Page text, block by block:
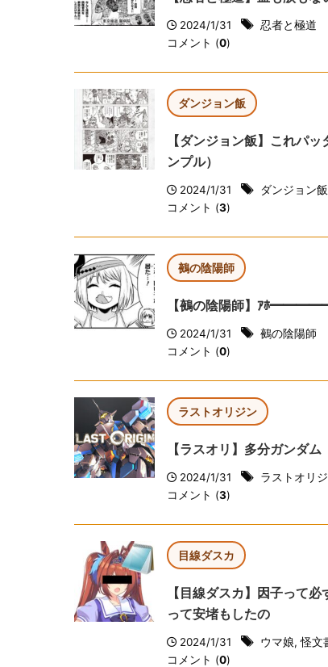
2024/1/31
忍者と極道
コメント (0)
ダンジョン飯
【ダンジョン飯】これパ
ンプル）
2024/1/31
ダンジョン飯
コメント (3)
鵺の陰陽師
【鵺の陰陽師】ｱﾎ
2024/1/31
鵺の陰陽師
コメント (0)
ラストオリジン
【ラスオリ】多分ガンダム
2024/1/31
ラストオリ
コメント (3)
目線ダスカ
【目線ダスカ】因子って
って安堵もしたの
2024/1/31 ウマ娘,怪文
コメント (0)